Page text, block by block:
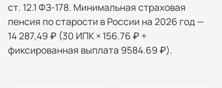
ст. 12.1 ФЗ-178. Минимальная страховая
пенсия по старости в России на 2026 год —
14 287,49 ₽ (30 ИПК × 156.76 ₽ +
фиксированная выплата 9584.69 ₽).